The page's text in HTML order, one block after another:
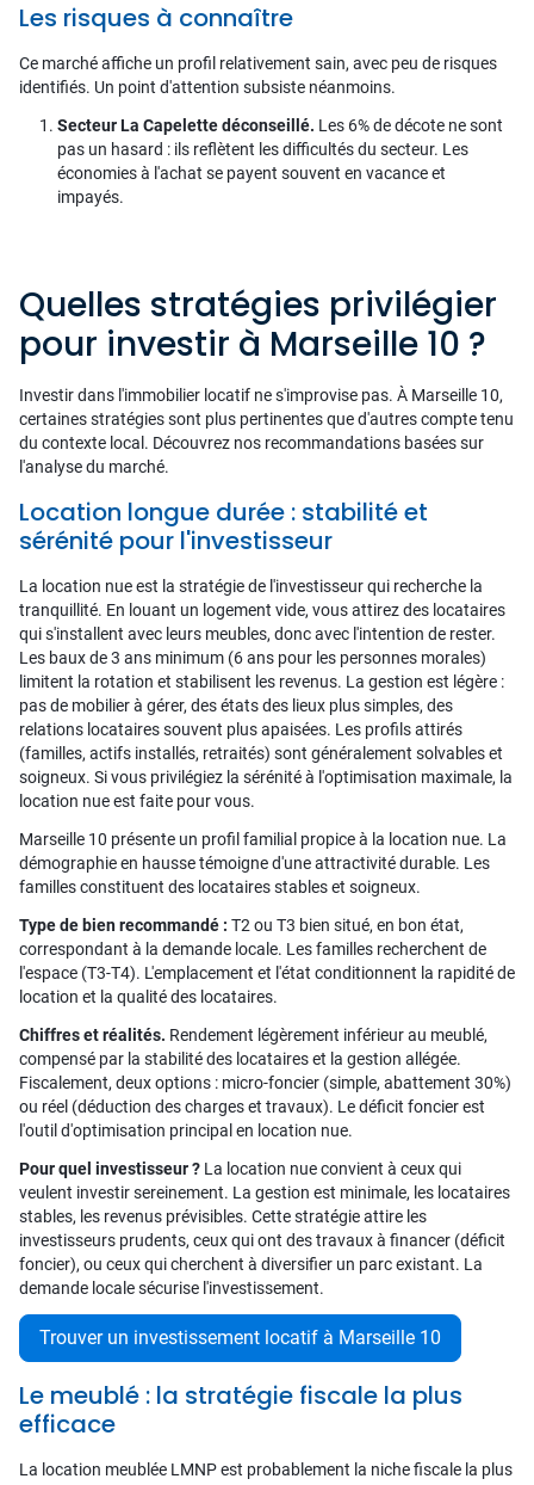
Les risques à connaître
Ce marché affiche un profil relativement sain, avec peu de risques
identifiés. Un point d'attention subsiste néanmoins.
Secteur La Capelette déconseillé. Les 6% de décote ne sont
pas un hasard : ils reflètent les difficultés du secteur. Les
économies à l'achat se payent souvent en vacance et
impayés.
Quelles stratégies privilégier
pour investir à Marseille 10 ?
Investir dans l'immobilier locatif ne s'improvise pas. À Marseille 10,
certaines stratégies sont plus pertinentes que d'autres compte tenu
du contexte local. Découvrez nos recommandations basées sur
l'analyse du marché.
Location longue durée : stabilité et
sérénité pour l'investisseur
La location nue est la stratégie de l'investisseur qui recherche la
tranquillité. En louant un logement vide, vous attirez des locataires
qui s'installent avec leurs meubles, donc avec l'intention de rester.
Les baux de 3 ans minimum (6 ans pour les personnes morales)
limitent la rotation et stabilisent les revenus. La gestion est légère :
pas de mobilier à gérer, des états des lieux plus simples, des
relations locataires souvent plus apaisées. Les profils attirés
(familles, actifs installés, retraités) sont généralement solvables et
soigneux. Si vous privilégiez la sérénité à l'optimisation maximale, la
location nue est faite pour vous.
Marseille 10 présente un profil familial propice à la location nue. La
démographie en hausse témoigne d'une attractivité durable. Les
familles constituent des locataires stables et soigneux.
Type de bien recommandé : T2 ou T3 bien situé, en bon état,
correspondant à la demande locale. Les familles recherchent de
l'espace (T3-T4). L'emplacement et l'état conditionnent la rapidité de
location et la qualité des locataires.
Chiffres et réalités. Rendement légèrement inférieur au meublé,
compensé par la stabilité des locataires et la gestion allégée.
Fiscalement, deux options : micro-foncier (simple, abattement 30%)
ou réel (déduction des charges et travaux). Le déficit foncier est
l'outil d'optimisation principal en location nue.
Pour quel investisseur ? La location nue convient à ceux qui
veulent investir sereinement. La gestion est minimale, les locataires
stables, les revenus prévisibles. Cette stratégie attire les
investisseurs prudents, ceux qui ont des travaux à financer (déficit
foncier), ou ceux qui cherchent à diversifier un parc existant. La
demande locale sécurise l'investissement.
Trouver un investissement locatif à Marseille 10
Le meublé : la stratégie fiscale la plus
efficace
La location meublée LMNP est probablement la niche fiscale la plus